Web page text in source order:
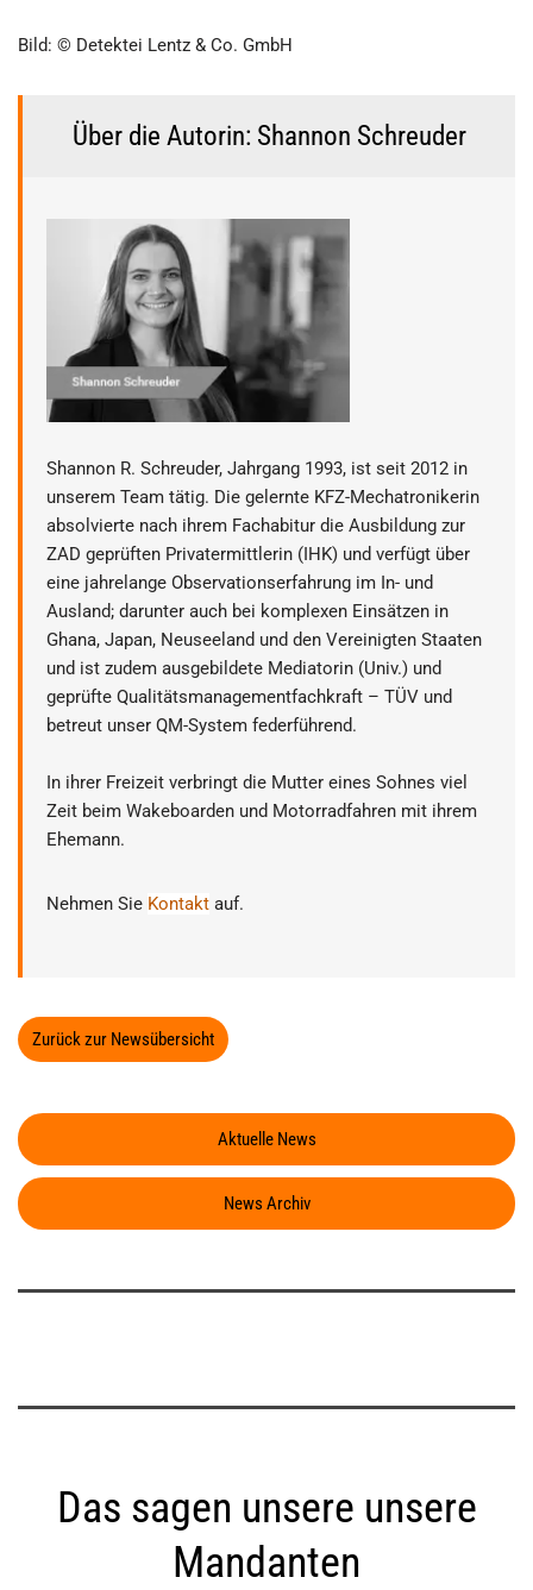
Bild: © Detektei Lentz & Co. GmbH
Über die Autorin: Shannon Schreuder
Shannon R. Schreuder, Jahrgang 1993, ist seit 2012 in
unserem Team tätig. Die gelernte KFZ-Mechatronikerin
absolvierte nach ihrem Fachabitur die Ausbildung zur
ZAD geprüften Privatermittlerin (IHK) und verfügt über
eine jahrelange Observationserfahrung im In- und
Ausland; darunter auch bei komplexen Einsätzen in
Ghana, Japan, Neuseeland und den Vereinigten Staaten
und ist zudem ausgebildete Mediatorin (Univ.) und
geprüfte Qualitätsmanagementfachkraft – TÜV und
betreut unser QM-System federführend.
In ihrer Freizeit verbringt die Mutter eines Sohnes viel
Zeit beim Wakeboarden und Motorradfahren mit ihrem
Ehemann.
Nehmen Sie Kontakt auf.
Zurück zur Newsübersicht
Aktuelle News
News Archiv
Das sagen unsere unsere
Mandanten